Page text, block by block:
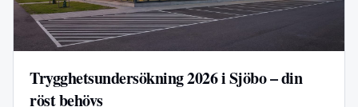
Trygghetsundersökning 2026 i Sjöbo – din
röst behövs